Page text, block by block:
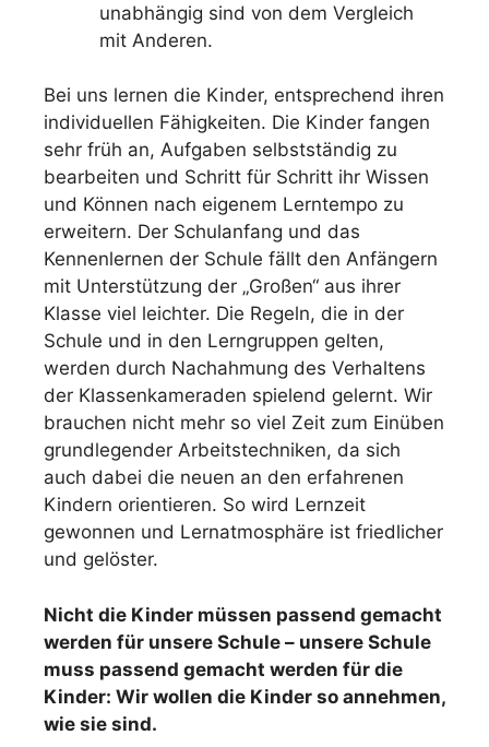
unabhängig sind von dem Vergleich
mit Anderen.
Bei uns lernen die Kinder, entsprechend ihren
individuellen Fähigkeiten. Die Kinder fangen
sehr früh an, Aufgaben selbstständig zu
bearbeiten und Schritt für Schritt ihr Wissen
und Können nach eigenem Lerntempo zu
erweitern. Der Schulanfang und das
Kennenlernen der Schule fällt den Anfängern
mit Unterstützung der „Großen“ aus ihrer
Klasse viel leichter. Die Regeln, die in der
Schule und in den Lerngruppen gelten,
werden durch Nachahmung des Verhaltens
der Klassenkameraden spielend gelernt. Wir
brauchen nicht mehr so viel Zeit zum Einüben
grundlegender Arbeitstechniken, da sich
auch dabei die neuen an den erfahrenen
Kindern orientieren. So wird Lernzeit
gewonnen und Lernatmosphäre ist friedlicher
und gelöster.
Nicht die Kinder müssen passend gemacht
werden für unsere Schule – unsere Schule
muss passend gemacht werden für die
Kinder: Wir wollen die Kinder so annehmen,
wie sie sind.